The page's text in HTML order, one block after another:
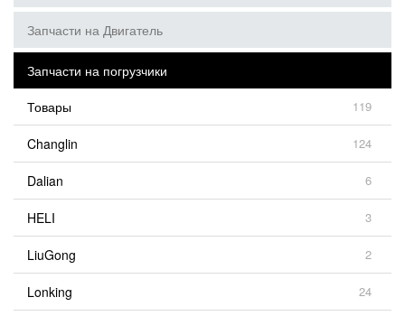
Запчасти на Двигатель
Запчасти на погрузчики
Товары
119
Changlin 124
Dalian 6
HELI 3
LiuGong 2
Lonking 24